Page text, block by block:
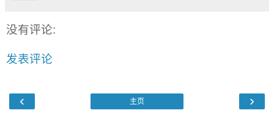
没有评论:
发表评论
‹ ›
主页